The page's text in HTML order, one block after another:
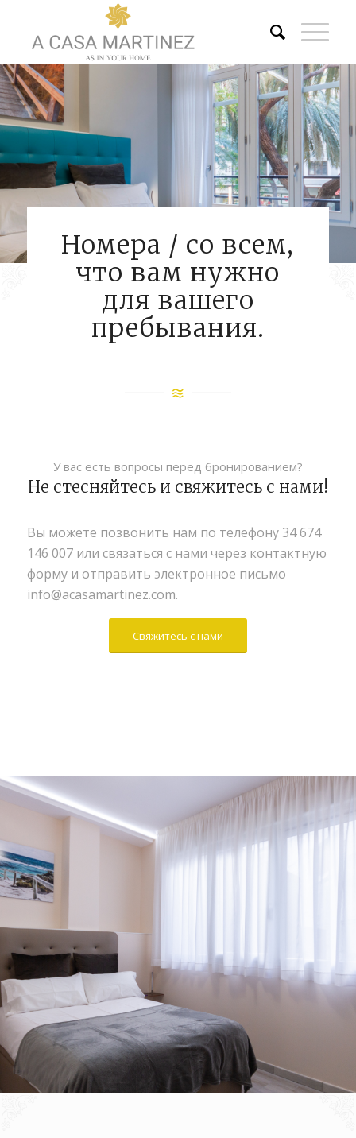
Номера / со всем,
что вам нужно
для вашего
пребывания.
У вас есть вопросы перед бронированием?
Не стесняйтесь и свяжитесь с нами!
Вы можете позвонить нам по телефону 34 674
146 007 или связаться с нами через контактную
форму и отправить электронное письмо
info@acasamartinez.com.
Свяжитесь с нами